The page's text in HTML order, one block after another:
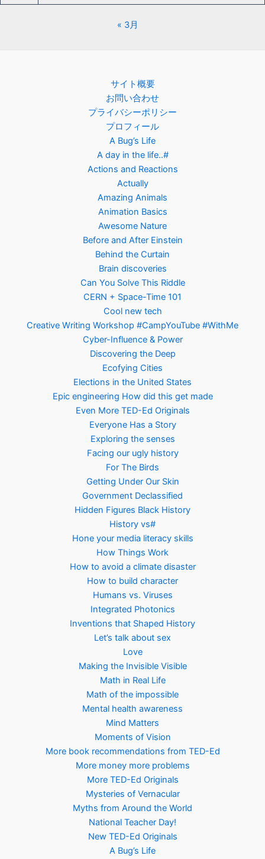
« 3月
サイト概要
お問い合わせ
プライバシーポリシー
プロフィール
A Bug’s Life
A day in the life..#
Actions and Reactions
Actually
Amazing Animals
Animation Basics
Awesome Nature
Before and After Einstein
Behind the Curtain
Brain discoveries
Can You Solve This Riddle
CERN + Space-Time 101
Cool new tech
Creative Writing Workshop #CampYouTube #WithMe
Cyber-Influence & Power
Discovering the Deep
Ecofying Cities
Elections in the United States
Epic engineering How did this get made
Even More TED-Ed Originals
Everyone Has a Story
Exploring the senses
Facing our ugly history
For The Birds
Getting Under Our Skin
Government Declassified
Hidden Figures Black History
History vs#
Hone your media literacy skills
How Things Work
How to avoid a climate disaster
How to build character
Humans vs. Viruses
Integrated Photonics
Inventions that Shaped History
Let’s talk about sex
Love
Making the Invisible Visible
Math in Real Life
Math of the impossible
Mental health awareness
Mind Matters
Moments of Vision
More book recommendations from TED-Ed
More money more problems
More TED-Ed Originals
Mysteries of Vernacular
Myths from Around the World
National Teacher Day!
New TED-Ed Originals
A Bug’s Life